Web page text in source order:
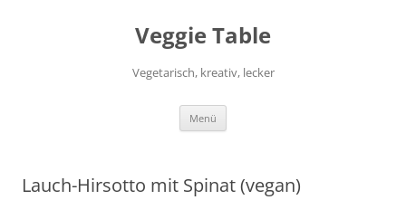
Veggie Table
Vegetarisch, kreativ, lecker
Menü
Lauch-Hirsotto mit Spinat (vegan)